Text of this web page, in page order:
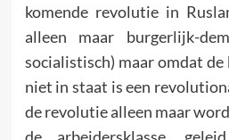
komende revolutie in
alleen maar burgerlijk-
socialistisch) maar omdat
niet in staat is een
de revolutie alleen maar